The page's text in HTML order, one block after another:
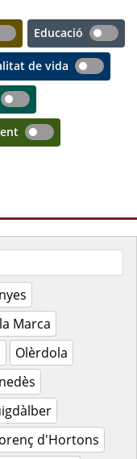
Educació
de vida
Marca
Olèrdola
d'Hortons